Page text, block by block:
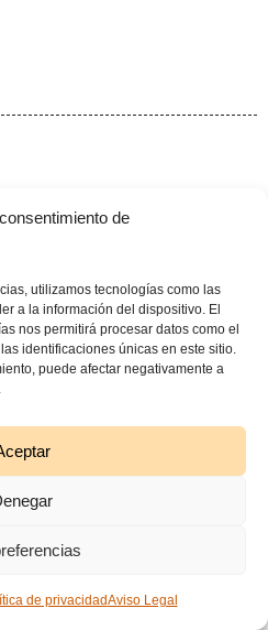
de
utilizamos tecnologías como las
a la información del dispositivo. El
nos permitirá procesar datos como el
identificaciones únicas en este sitio.
puede afectar negativamente a
de privacidadAviso Legal
traducción y
editorial